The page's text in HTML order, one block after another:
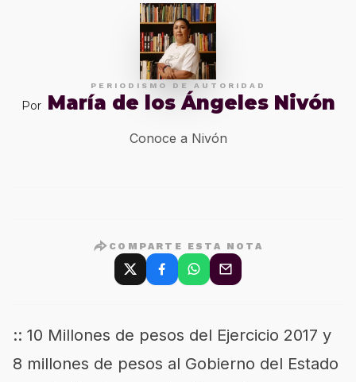
PERIODISMO DE AUTORIDAD
Por María de los Ángeles Nivón
Conoce a Nivón
COMPARTE ESTA NOTA
:: 10 Millones de pesos del Ejercicio 2017 y
8 millones de pesos al Gobierno del Estado